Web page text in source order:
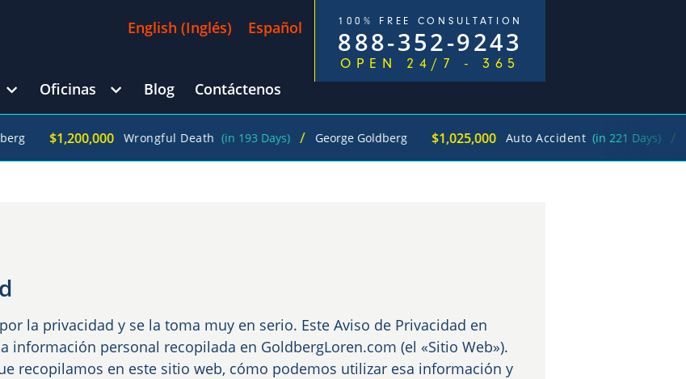
English (Inglés) Español 100% FREE CONSULTATION
888-352-9243
OPEN 24/7 - 365
Oficinas Blog Contáctenos
$1,200,000 Wrongful Death (in 193 Days) / George Goldberg $1,025,000 Auto Accident (in 221 Days) / George
la privacidad y se la toma muy en serio. Este Aviso de Privacidad en
información personal recopilada en GoldbergLoren.com (el «Sitio Web»).
recopilamos en este sitio web, cómo podemos utilizar esa información y